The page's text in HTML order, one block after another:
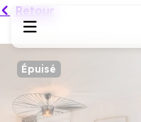
Programmes neufs
Retour
Épuisé